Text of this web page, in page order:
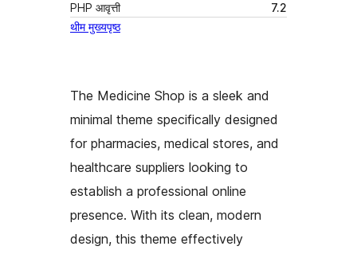
PHP आवृत्ती
7.2
थीम मुख्यपृष्ठ
The Medicine Shop is a sleek and
minimal theme specifically designed
for pharmacies, medical stores, and
healthcare suppliers looking to
establish a professional online
presence. With its clean, modern
design, this theme effectively